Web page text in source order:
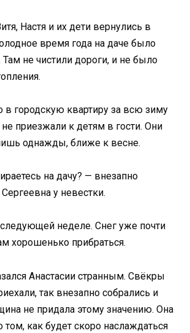
Настя и их дети вернулись в
время года на даче было
Там не чистили дороги, и не было
в городскую квартиру за всю зиму
приезжали к детям в гости. Они
однажды, ближе к весне.
на дачу? — внезапно
у невестки.
неделе. Снег уже почти
хорошенько прибраться.
Анастасии странным. Свёкры
так внезапно собрались и
не придала этому значению. Она
как будет скоро наслаждаться